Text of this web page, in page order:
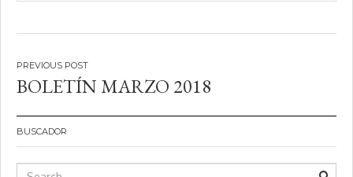
Navegación
de
entradas
BOLETÍN MARZO 2018
BUSCADOR